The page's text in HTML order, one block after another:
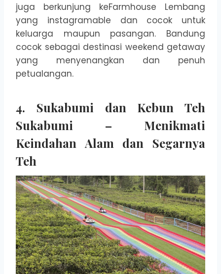
juga berkunjung keFarmhouse Lembang
yang instagramable dan cocok untuk
keluarga maupun pasangan. Bandung
cocok sebagai destinasi weekend getaway
yang menyenangkan dan penuh
petualangan.
4. Sukabumi dan Kebun Teh
Sukabumi – Menikmati
Keindahan Alam dan Segarnya
Teh